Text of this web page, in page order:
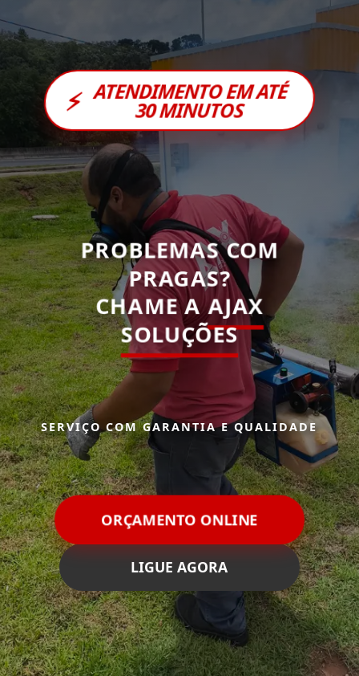
⚡ ATENDIMENTO EM ATÉ
30 MINUTOS
PROBLEMAS COM
PRAGAS?
CHAME AAJAX
SOLUÇÕES
SERVIÇO COM GARANTIA E QUALIDADE
ORÇAMENTO ONLINE
LIGUE AGORA